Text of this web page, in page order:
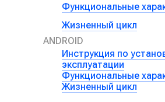
Функциональные
Жизненный цикл
ANDROID
Инструкция по
эксплуатации
Функциональные
Жизненный цикл